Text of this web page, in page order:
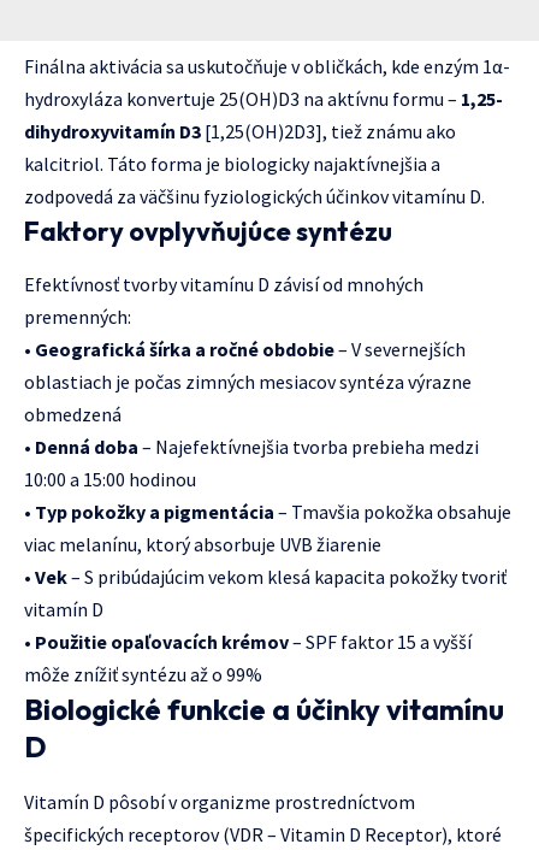
Finálna aktivácia sa uskutočňuje v obličkách, kde enzým 1α-
hydroxyláza konvertuje 25(OH)D3 na aktívnu formu – 1,25-
dihydroxyvitamín D3 [1,25(OH)2D3], tiež známu ako
kalcitriol. Táto forma je biologicky najaktívnejšia a
zodpovedá za väčšinu fyziologických účinkov vitamínu D.
Faktory ovplyvňujúce syntézu
Efektívnosť tvorby vitamínu D závisí od mnohých
premenných:
• Geografická šírka a ročné obdobie– V severnejších
oblastiach je počas zimných mesiacov syntéza výrazne
obmedzená
• Denná doba – Najefektívnejšia tvorba prebieha medzi
10:00 a 15:00 hodinou
• Typ pokožky a pigmentácia – Tmavšia pokožka obsahuje
viac melanínu, ktorý absorbuje UVB žiarenie
• Vek– S pribúdajúcim vekom klesá kapacita pokožky tvoriť
vitamín D
• Použitie opaľovacích krémov– SPF faktor 15 a vyšší
môže znížiť syntézu až o 99%
Biologické funkcie a účinky vitamínu
D
Vitamín D pôsobí v organizme prostredníctvom
špecifických receptorov (VDR – Vitamin D Receptor), ktoré